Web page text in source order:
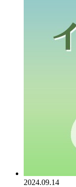
2024.09.14